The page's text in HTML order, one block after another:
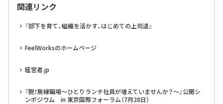
関連リンク
『部下を育て、組織を活かす、はじめての上司道』
FeelWorksのホームページ
経営者.jp
『脱！無縁職場～ひとりランチ社員が増えていませんか？～』公開シ
ンポジウム in 東京国際フォーラム（7月28日）